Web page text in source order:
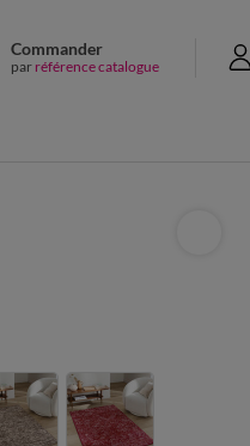
Commander
par référence catalogue